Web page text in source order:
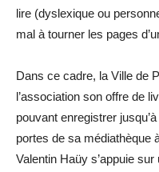
lire (dyslexique ou
mal à tourner les pages
Dans ce cadre, la Ville de
l’association son offre de
pouvant enregistrer
portes de sa médiathèque
Valentin Haüy s’appuie